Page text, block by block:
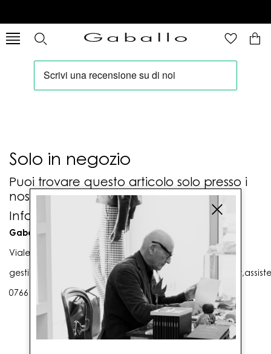
Solo in negozio
Puoi trovare questo articolo solo presso i
nostri punti vendita:
Info contatti
Gaballo Mario srl
Viale G. Matteotti n. 23 00053 Civitavecchia (RM)
0766 25656